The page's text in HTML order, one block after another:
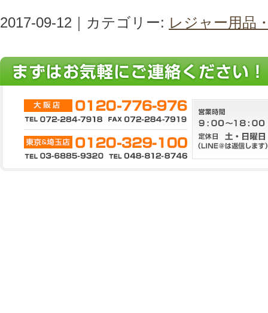
2017-09-12｜カテゴリー: レジャー用品